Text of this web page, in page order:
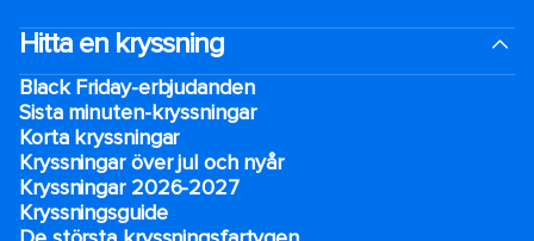
Hitta en kryssning
Black Friday-erbjudanden
Sista minuten-kryssningar
Korta kryssningar
Kryssningar över jul och nyår
Kryssningar 2026-2027
Kryssningsguide